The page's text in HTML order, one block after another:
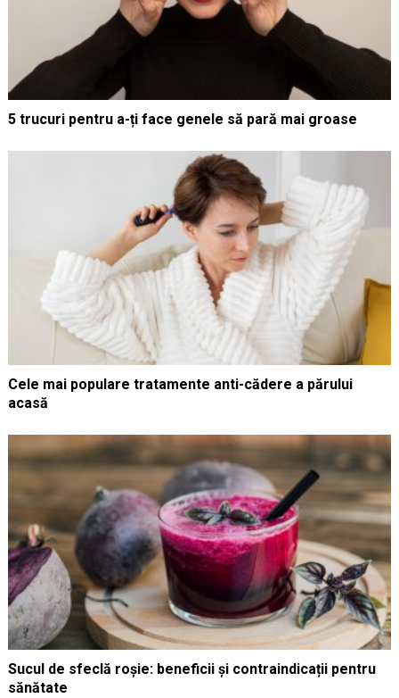
5 trucuri pentru a-ți face genele să pară mai groase
Cele mai populare tratamente anti-cădere a părului
acasă
Sucul de sfeclă roșie: beneficii și contraindicații pentru
sănătate